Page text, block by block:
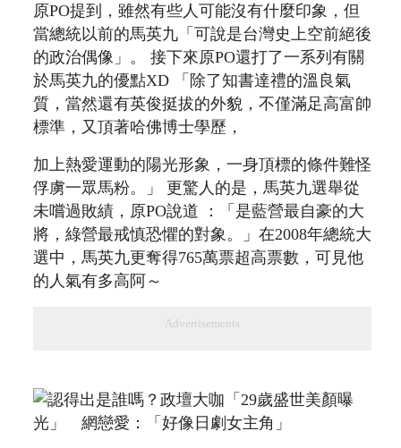
原PO提到，雖然有些人可能沒有什麼印象，但
當總統以前的馬英九「可說是台灣史上空前絕後
的政治偶像」。 接下來原PO還打了一系列有關
於馬英九的優點XD 「除了知書達禮的溫良氣
質，當然還有英俊挺拔的外貌，不僅滿足高富帥
標準，又頂著哈佛博士學歷，
加上熱愛運動的陽光形象，一身頂標的條件難怪
俘虜一眾馬粉。」 更驚人的是，馬英九選舉從
未嚐過敗績，原PO說道 ：「是藍營最自豪的大
將，綠營最戒慎恐懼的對象。」在2008年總統大
選中，馬英九更奪得765萬票超高票數，可見他
的人氣有多高阿～
Advertisements